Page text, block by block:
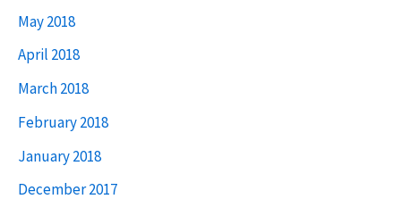
May 2018
April 2018
March 2018
February 2018
January 2018
December 2017